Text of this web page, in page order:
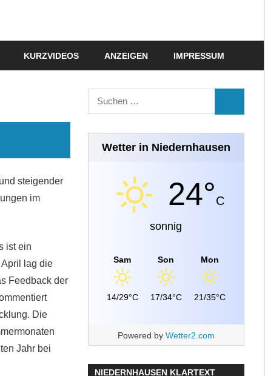
KURZVIDEOS ANZEIGEN IMPRESSUM
steigender
im
ist ein
lag die
Feedback der
Die
Jahr bei
Suchen
nach:
Wetter in Niedernhausen
24°C
sonnig
Sam
14/29°C
Son
17/34°C
Mon
21/35°C
Powered by Wetter2.com
NIEDERNHAUSEN KLARTEXT